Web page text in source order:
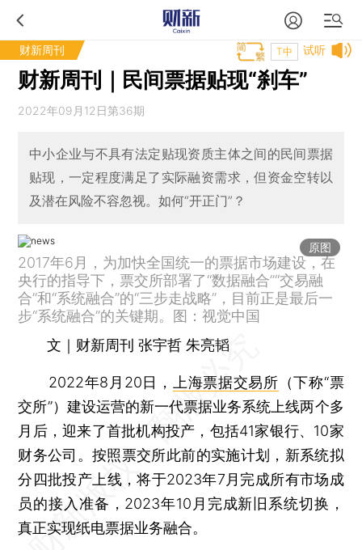
财新周刊 试听
T中
财新周刊｜民间票据贴现“刹车”
2022年09月12日第36期
中小企业与不具有法定贴现资质主体之间的民间票据
贴现，一定程度满足了实际融资需求，但资金空转以
及潜在风险不容忽视。如何“开正门”？
原图
2017年6月，为加快全国统一的票据市场建设，在
央行的指导下，票交所部署了“数据融合”“交易融
合”和“系统融合”的“三步走战略”，目前正是最后一
步“系统融合”的关键期。图：视觉中国
文｜财新周刊 张宇哲 朱亮韬
2022年8月20日， 上海票据交易所 （下称“票
交所”）建设运营的新一代票据业务系统上线两个多
月后，迎来了首批机构投产，包括41家银行、10家
财务公司。按照票交所此前的实施计划，新系统拟
分四批投产上线，将于2023年7月完成所有市场成
员的接入准备，2023年10月完成新旧系统切换，
真正实现纸电票据业务融合。